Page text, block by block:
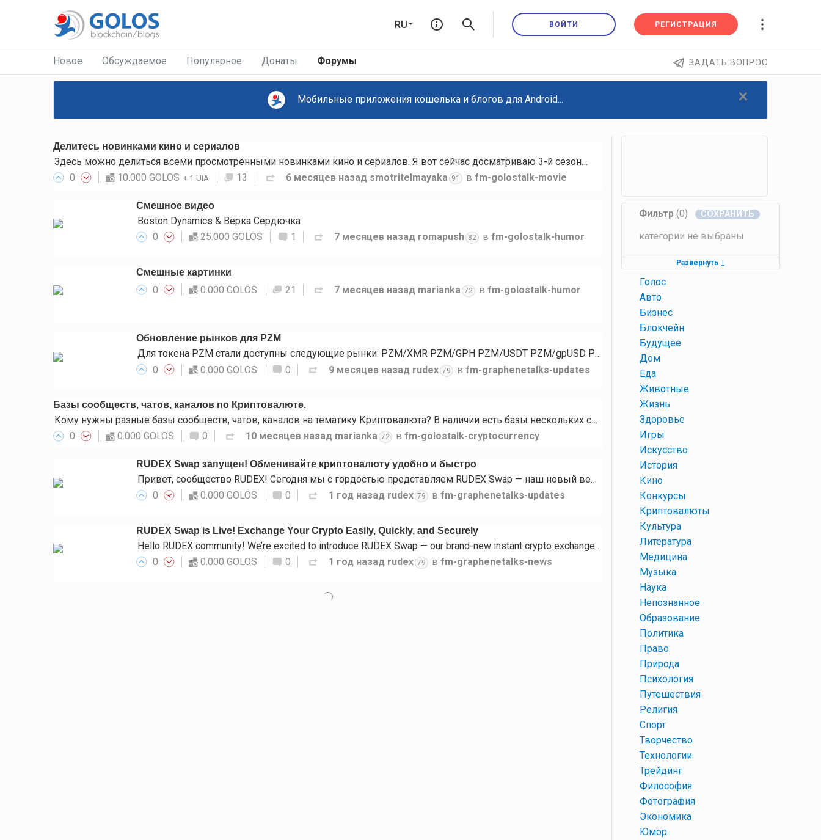
RU ВОЙТИ РЕГИСТРАЦИЯ
ЗАДАТЬ ВОПРОС
Новое Обсуждаемое Популярное Донаты Форумы
×
Мобильные приложения кошелька и блогов для Android...
Делитесь новинками кино и сериалов
Здесь можно делиться всеми просмотренными новинками кино и сериалов. Я вот сейчас досматриваю 3-й сезон…
0
10.000 GOLOS + 1 UIA 13 6 месяцев назад smotritelmayaka 91 в fm-golostalk-movie
Смешное видео
Boston Dynamics & Верка Сердючка
0
25.000 GOLOS 1 7 месяцев назад romapush 82 в fm-golostalk-humor
Смешные картинки
0 0.000 GOLOS 21 7 месяцев назад marianka 72 в fm-golostalk-humor
Обновление рынков для PZM
Для токена PZM стали доступны следующие рынки: PZM/XMR PZM/GPH PZM/USDT PZM/gpUSD PZM/gpEUR…
0
0.000 GOLOS 0 9 месяцев назад rudex 79 в fm-graphenetalks-updates
Базы сообществ, чатов, каналов по Криптовалюте.
Кому нужны разные базы сообществ, чатов, каналов на тематику Криптовалюта? В наличии есть базы нескольких социальных…
0
0.000 GOLOS 0 10 месяцев назад marianka 72 в fm-golostalk-cryptocurrency
RUDEX Swap запущен! Обменивайте криптовалюту удобно и быстро
Привет, сообщество RUDEX! Сегодня мы с гордостью представляем RUDEX Swap — наш новый веб-интерфейс мгновенного…
0
0.000 GOLOS 0 1 год назад rudex 79 в fm-graphenetalks-updates
RUDEX Swap is Live! Exchange Your Crypto Easily, Quickly, and Securely
Hello RUDEX community! We’re excited to introduce RUDEX Swap — our brand-new instant crypto exchange interface…
0
0.000 GOLOS 0 1 год назад rudex 79 в fm-graphenetalks-news
Фильтр (0)
категории не выбраны
Развернуть↓
Голос
Авто
Бизнес
Блокчейн
Будущее
Дом
Еда
Животные
Жизнь
Здоровье
Игры
Искусство
История
Кино
Конкурсы
Криптовалюты
Культура
Литература
Медицина
Музыка
Наука
Непознанное
Образование
Политика
Право
Природа
Психология
Путешествия
Религия
Спорт
Творчество
Технологии
Трейдинг
Философия
Фотография
Экономика
Юмор